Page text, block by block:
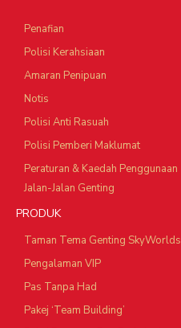
Penafian
Polisi Kerahsiaan
Amaran Penipuan
Notis
Polisi Anti Rasuah
Polisi Pemberi Maklumat
Peraturan & Kaedah Penggunaan
Jalan-Jalan Genting
PRODUK
Taman Tema Genting SkyWorlds
Pengalaman VIP
Pas Tanpa Had
Pakej ‘Team Building’